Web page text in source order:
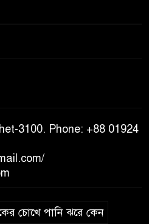
‘শ্রাবনের মেঘগুলো’
সিলেটি
৩৫১ জন
3100. Phone: +88 01924
চোখে পানি ঝরে কেন